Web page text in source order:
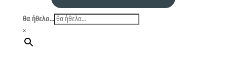
θα ήθελα...
×